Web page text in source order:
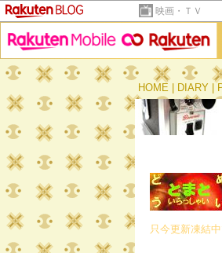
映画・ＴＶ
HOME
DIARY
只今更新凍結